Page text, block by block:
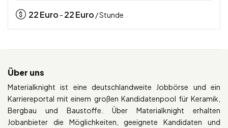
22Euro - 22Euro / Stunde
Über uns
Materialknight ist eine deutschlandweite Jobbörse und ein
Karriereportal mit einem großen Kandidatenpool für Keramik,
Bergbau und Baustoffe. Über Materialknight erhalten
Jobanbieter die Möglichkeiten, geeignete Kandidaten und